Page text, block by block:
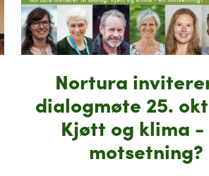
Nortura
dialogmøte 25.
Kjøtt og klima -
motsetning?